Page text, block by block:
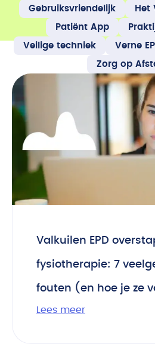
Gebruiksvriendelijk Het
Patiënt App
Veilige techniek Verne
Zorg op
Valkuilen EPD
fysiotherapie: 7
fouten (en hoe je ze
Lees meer